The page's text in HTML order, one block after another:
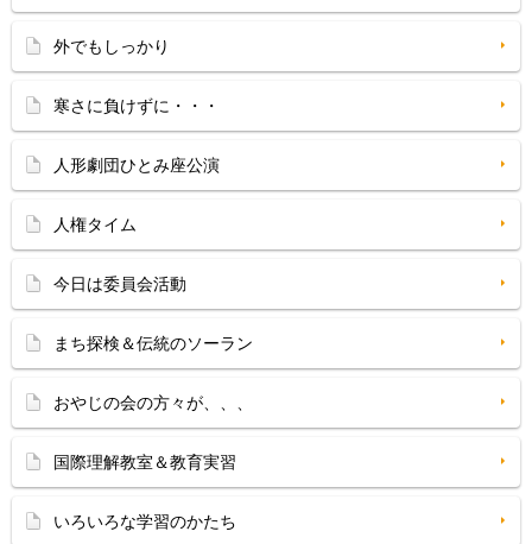
外でもしっかり
寒さに負けずに・・・
人形劇団ひとみ座公演
人権タイム
今日は委員会活動
まち探検＆伝統のソーラン
おやじの会の方々が、、、
国際理解教室＆教育実習
いろいろな学習のかたち